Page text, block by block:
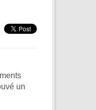
un